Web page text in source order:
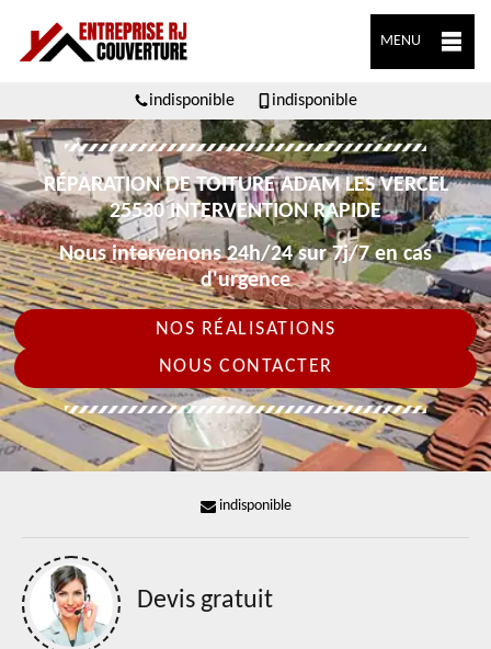
MENU
indisponible indisponible
RÉPARATION DE TOITURE ADAM LES VERCEL
25530 INTERVENTION RAPIDE
Nous intervenons 24h/24 sur 7j/7 en cas
d'urgence
NOS RÉALISATIONS
NOUS CONTACTER
indisponible
Devis gratuit